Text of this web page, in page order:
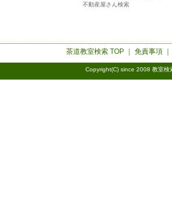
不動産屋さん検索
茶道教室検索TOP ｜ 免責事項
Copyright(C) since 2008 教室検